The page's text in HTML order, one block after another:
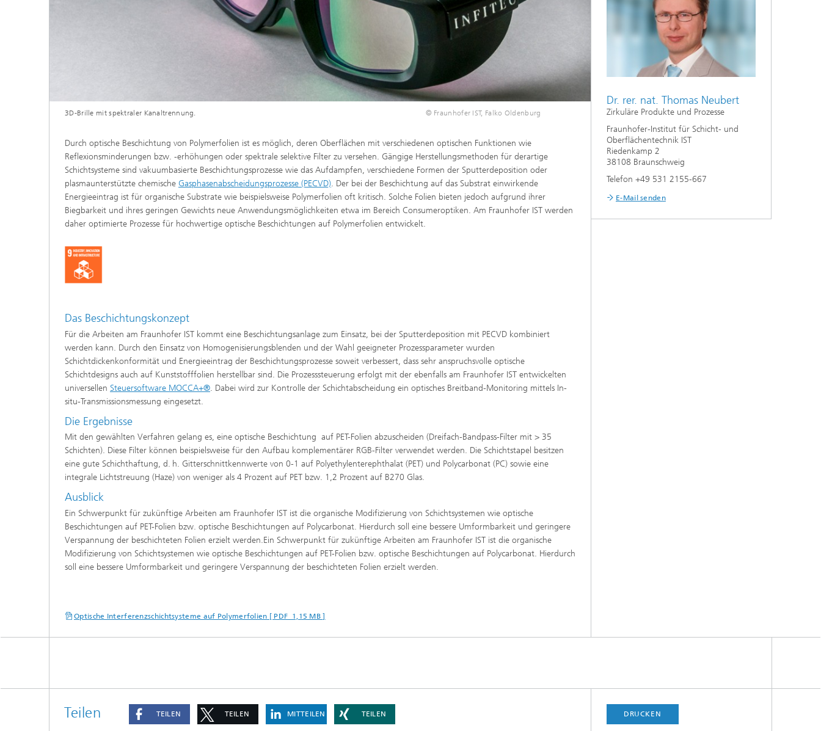
© Fraunhofer IST, Falko Oldenburg
3D-Brille mit spektraler Kanaltrennung.
Durch optische Beschichtung von Polymerfolien ist es möglich, deren Oberflächen mit verschiedenen optischen Funktionen wie
Reflexionsminderungen bzw. -erhöhungen oder spektrale selektive Filter zu versehen. Gängige Herstellungsmethoden für derartige
Schichtsysteme sind vakuumbasierte Beschichtungsprozesse wie das Aufdampfen, verschiedene Formen der Sputterdeposition oder
plasmaunterstützte chemische Gasphasenabscheidungsprozesse (PECVD). Der bei der Beschichtung auf das Substrat einwirkende
Energieeintrag ist für organische Substrate wie beispielsweise Polymerfolien oft kritisch. Solche Folien bieten jedoch aufgrund ihrer
Biegbarkeit und ihres geringen Gewichts neue Anwendungsmöglichkeiten etwa im Bereich Consumeroptiken. Am Fraunhofer IST werden
daher optimierte Prozesse für hochwertige optische Beschichtungen auf Polymerfolien entwickelt.
Das Beschichtungskonzept
Für die Arbeiten am Fraunhofer IST kommt eine Beschichtungsanlage zum Einsatz, bei der Sputterdeposition mit PECVD kombiniert
werden kann. Durch den Einsatz von Homogenisierungsblenden und der Wahl geeigneter Prozessparameter wurden
Schichtdickenkonformität und Energieeintrag der Beschichtungsprozesse soweit verbessert, dass sehr anspruchsvolle optische
Schichtdesigns auch auf Kunststofffolien herstellbar sind. Die Prozesssteuerung erfolgt mit der ebenfalls am Fraunhofer IST entwickelten
universellen Steuersoftware MOCCA+®. Dabei wird zur Kontrolle der Schichtabscheidung ein optisches Breitband-Monitoring mittels In-
situ-Transmissionsmessung eingesetzt.
Die Ergebnisse
Mit den gewählten Verfahren gelang es, eine optische Beschichtung auf PET-Folien abzuscheiden (Dreifach-Bandpass-Filter mit > 35
Schichten). Diese Filter können beispielsweise für den Aufbau komplementärer RGB-Filter verwendet werden. Die Schichtstapel besitzen
eine gute Schichthaftung, d. h. Gitterschnittkennwerte von 0-1 auf Polyethylenterephthalat (PET) und Polycarbonat (PC) sowie eine
integrale Lichtstreuung (Haze) von weniger als 4 Prozent auf PET bzw. 1,2 Prozent auf B270 Glas.
Ausblick
Ein Schwerpunkt für zukünftige Arbeiten am Fraunhofer IST ist die organische Modifizierung von Schichtsystemen wie optische
Beschichtungen auf PET-Folien bzw. optische Beschichtungen auf Polycarbonat. Hierdurch soll eine bessere Umformbarkeit und geringere
Verspannung der beschichteten Folien erzielt werden.Ein Schwerpunkt für zukünftige Arbeiten am Fraunhofer IST ist die organische
Modifizierung von Schichtsystemen wie optische Beschichtungen auf PET-Folien bzw. optische Beschichtungen auf Polycarbonat. Hierdurch
soll eine bessere Umformbarkeit und geringere Verspannung der beschichteten Folien erzielt werden.
Optische Interferenzschichtsysteme auf Polymerfolien [ PDF 1,15 MB ]
Dr. rer. nat. Thomas Neubert
Zirkuläre Produkte und Prozesse
Fraunhofer-Institut für Schicht- und
Oberflächentechnik IST
Riedenkamp 2
38108 Braunschweig
Telefon +49 531 2155-667
E-Mail senden
Teilen TEILEN TEILEN MITTEILEN TEILEN DRUCKEN